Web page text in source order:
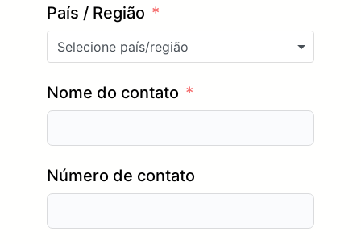
País / Região
Selecione país/região
Nome do contato
Número de contato